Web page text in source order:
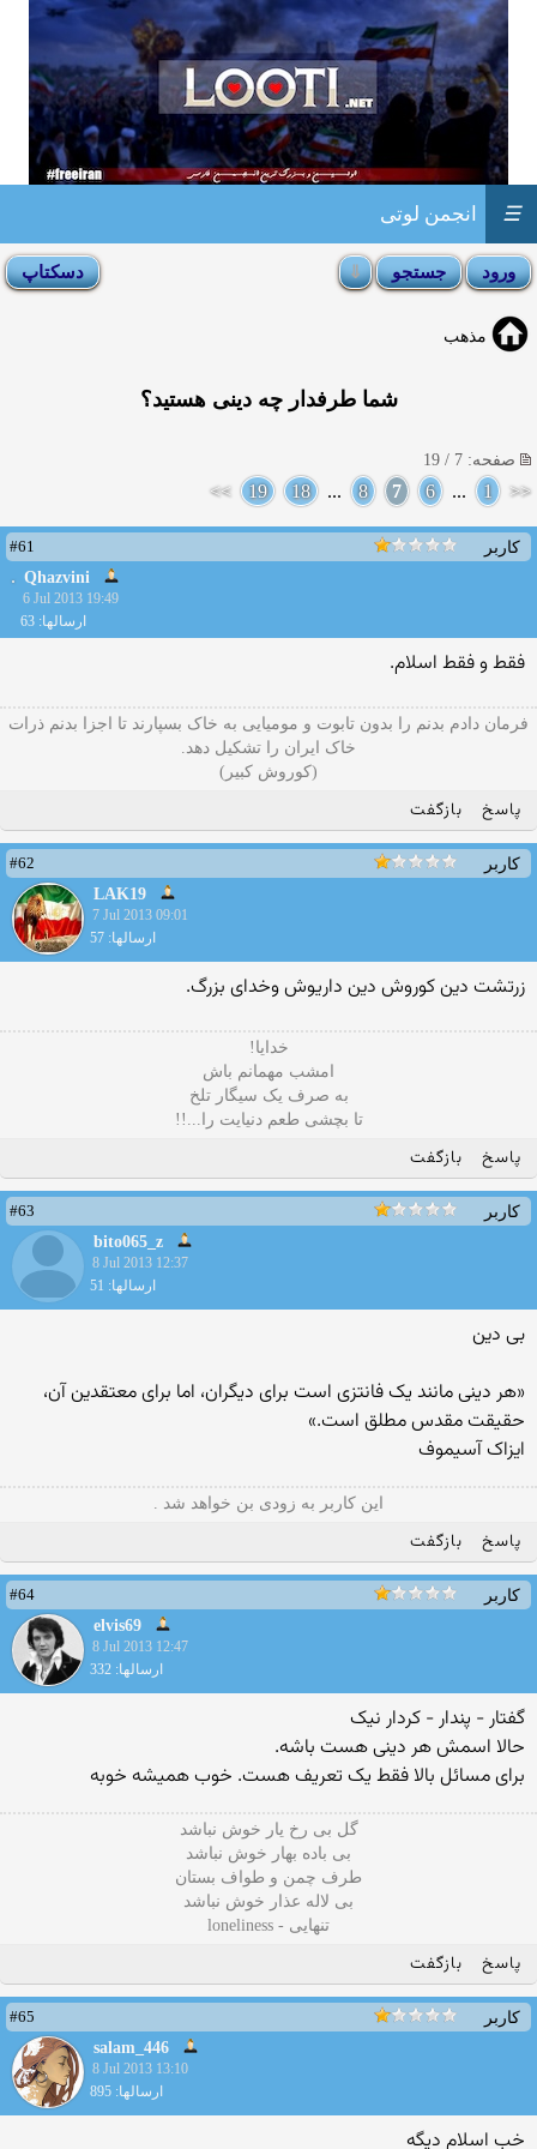
انجمن لوتی ☰
مذهب
شما طرفدار چه دینی هستید؟
صفحه: 7 / 19
<<
1
...
6
7
8
...
18
19
>>
کاربر
#61
Qhazvini
6 Jul 2013 19:49
ارسالها: 63
فقط و فقط اسلام.
فرمان دادم بدنم را بدون تابوت و مومیایی به خاک بسپارند تا اجزا بدنم ذرات
خاک ایران را تشکیل دهد.
(کوروش کبیر)
پاسخ بازگفت
کاربر
#62
LAK19
7 Jul 2013 09:01
ارسالها: 57
زرتشت دین کوروش دین داریوش وخدای بزرگ.
خدایا!
امشب مهمانم باش
به صرف یک سیگار تلخ
تا بچشی طعم دنیایت را...!!
پاسخ بازگفت
کاربر
#63
bito065_z
8 Jul 2013 12:37
ارسالها: 51
بی دین
«هر دینی مانند یک فانتزی است برای دیگران، اما برای معتقدین آن،
حقیقت مقدس مطلق است.»
ایزاک آسیموف
این کاربر به زودی بن خواهد شد .
پاسخ بازگفت
کاربر
#64
elvis69
8 Jul 2013 12:47
ارسالها: 332
گفتار - پندار - کردار نیک
حالا اسمش هر دینی هست باشه.
برای مسائل بالا فقط یک تعریف هست. خوب همیشه خوبه
گل بی رخ یار خوش نباشد
بی باده بهار خوش نباشد
طرف چمن و طواف بستان
بی لاله عذار خوش نباشد
تنهایی - loneliness
پاسخ بازگفت
کاربر
#65
salam_446
8 Jul 2013 13:10
ارسالها: 895
خب اسلام دیگه